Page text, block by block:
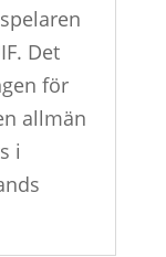
Det
för
allmän
i